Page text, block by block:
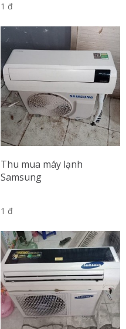
1 đ
Thu mua máy lạnh
Samsung
1 đ